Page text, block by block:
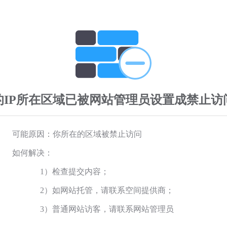
IP所在区域已被网站管理员设置成禁止访
可能原因：你所在的区域被禁止访问
如何解决：
1）检查提交内容；
2）如网站托管，请联系空间提供商；
3）普通网站访客，请联系网站管理员